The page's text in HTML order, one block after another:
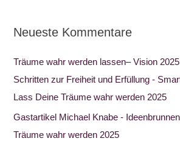
Neueste Kommentare
Träume wahr werden lassen– Vision
Schritten zur Freiheit und Erfüllung -
Lass Deine Träume wahr werden 2025
Gastartikel Michael Knabe - Ideenbrunnen
Träume wahr werden 2025